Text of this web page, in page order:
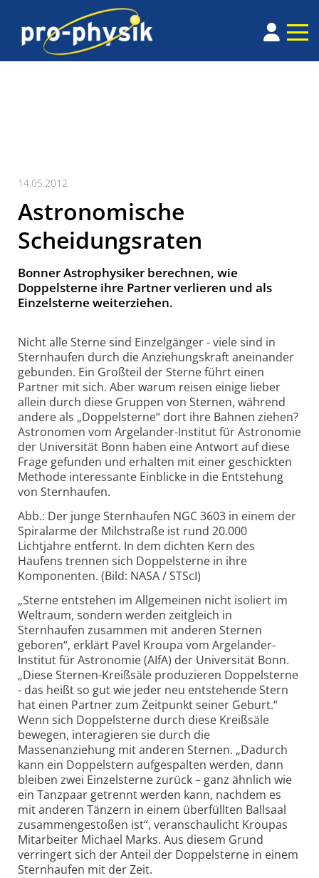
14.05.2012
Astronomische
Scheidungsraten
Bonner Astrophysiker berechnen, wie
Doppelsterne ihre Partner verlieren und als
Einzelsterne weiterziehen.
Nicht alle Sterne sind Einzelgänger - viele sind in
Sternhaufen durch die Anziehungskraft aneinander
gebunden. Ein Großteil der Sterne führt einen
Partner mit sich. Aber warum reisen einige lieber
allein durch diese Gruppen von Sternen, während
andere als „Doppelsterne“ dort ihre Bahnen ziehen?
Astronomen vom Argelander-Institut für Astronomie
der Universität Bonn haben eine Antwort auf diese
Frage gefunden und erhalten mit einer geschickten
Methode interessante Einblicke in die Entstehung
von Sternhaufen.
Abb.: Der junge Sternhaufen NGC 3603 in einem der
Spiralarme der Milchstraße ist rund 20.000
Lichtjahre entfernt. In dem dichten Kern des
Haufens trennen sich Doppelsterne in ihre
Komponenten. (Bild: NASA / STScI)
„Sterne entstehen im Allgemeinen nicht isoliert im
Weltraum, sondern werden zeitgleich in
Sternhaufen zusammen mit anderen Sternen
geboren“, erklärt Pavel Kroupa vom Argelander-
Institut für Astronomie (AIfA) der Universität Bonn.
„Diese Sternen-Kreißsäle produzieren Doppelsterne
- das heißt so gut wie jeder neu entstehende Stern
hat einen Partner zum Zeitpunkt seiner Geburt.“
Wenn sich Doppelsterne durch diese Kreißsäle
bewegen, interagieren sie durch die
Massenanziehung mit anderen Sternen. „Dadurch
kann ein Doppelstern aufgespalten werden, dann
bleiben zwei Einzelsterne zurück – ganz ähnlich wie
ein Tanzpaar getrennt werden kann, nachdem es
mit anderen Tänzern in einem überfüllten Ballsaal
zusammengestoßen ist“, veranschaulicht Kroupas
Mitarbeiter Michael Marks. Aus diesem Grund
verringert sich der Anteil der Doppelsterne in einem
Sternhaufen mit der Zeit.